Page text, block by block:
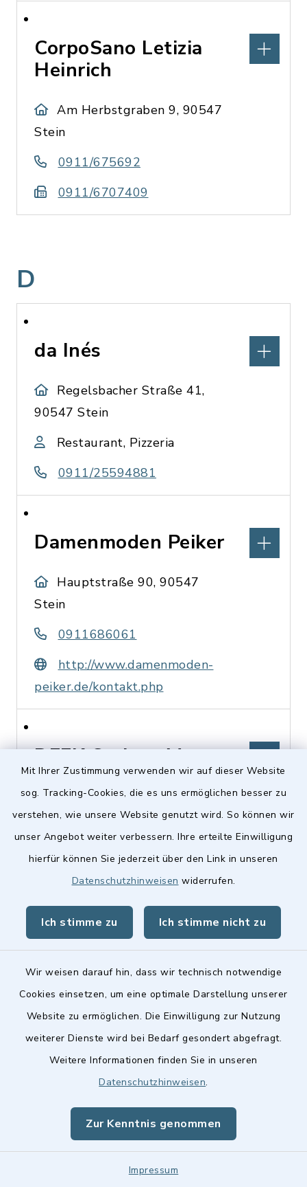
Mit Ihrer Zustimmung verwenden wir auf dieser Website
sog. Tracking-Cookies, die es uns ermöglichen besser zu
verstehen, wie unsere Website genutzt wird. So können wir
unser Angebot weiter verbessern. Ihre erteilte Einwilligung
hierfür können Sie jederzeit über den Link in unseren
Datenschutzhinweisen widerrufen.
Ich stimme zu Ich stimme nicht zu
Wir weisen darauf hin, dass wir technisch notwendige
Cookies einsetzen, um eine optimale Darstellung unserer
Website zu ermöglichen. Die Einwilligung zur Nutzung
weiterer Dienste wird bei Bedarf gesondert abgefragt.
Weitere Informationen finden Sie in unseren
Datenschutzhinweisen.
Zur Kenntnis genommen
Impressum
CorpoSano Letizia
Heinrich
Am Herbstgraben 9, 90547
Stein
0911/675692
0911/6707409
D
da Inés
Regelsbacher Straße 41,
90547 Stein
Restaurant, Pizzeria
0911/25594881
Damenmoden Peiker
Hauptstraße 90, 90547
Stein
0911686061
http://www.damenmoden-
peiker.de/kontakt.php
DFFK Stein e. V.
Lärchenweg 6, 90547 Stein
0911 / 25 29 80 87
Dietrich-Bonhoeffer-
Gymnasium
Oberasbach
Albrecht-Dürer-Str. 9-11,
90522 Oberasbach
0911/699820
Doblies, Günther,